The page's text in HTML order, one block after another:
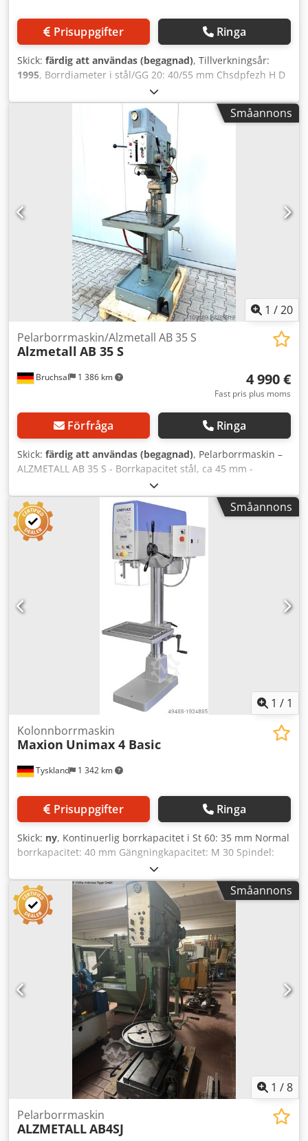
Prisuppgifter Ringa
Skick: färdig att användas (begagnad), Tillverkningsår:
1995, Borrdiameter i stål/GG 20: 40/55 mm Chsdpfezh H D
Nex Ad Sja Spindelupptagning: MK 4 Frammatning: 345
mm Bordstorlek: 450 x 600 mm Största avstånd mellan
bord och borrspindel: 785 mm Spindelslag: 180 mm
Spindelhastigheter i 4 grupper via polomkopplingsbar
motor och växellåda samt steglöst justerbart: 160 - 1540
varv/min 4 automatiska matningar: 0,09; 0,12; 0,18 och
0,22 mm/varv Drivmotor: 380 V, 2,6/3,2 kW Vikt: 640 kg
Platsbehov: 700 x 1150 x 2000 mm
Småannons
1 /20
Bruchsal 1 386 km
Pelarborrmaskin/Alzmetall AB 35 S
Alzmetall AB 35 S
4 990 €
Fast pris plus moms
Förfråga Ringa
Skick: färdig att användas (begagnad), Pelarborrmaskin –
ALZMETALL AB 35 S - Borrkapacitet stål, ca 45 mm -
Borrkapacitet gjutjärn, ca 48 mm - Spindelkon MK 4 -
Utskjutning, ca 350 mm - Borrslaglängd, ca 180 mm -
Spindelvarvtal / 2 steg / 65–1450 varv/min (STEGLÖST) -
Automatiska matningar 0,1–0,2–0,3–0,4 mm/varv -
Borrdjupsstopp - Bordets yta för fastsättning, ca 600x460
mm - Bordets justeringsområde, ca 600 mm - Bordet
höjdjusterbart via vev - Pelarens diameter, ca 200 mm -
Motoreffekt, ca 3,5 kW - Kylmedelsanordning -
Arbetsbelysning Cjdpfx Aeznlf Eed Soha - Varvtalsmätare
Mått: L x B x H 1,1 x 0,7 x 2,1 meter / Vikt, ca 1200 kg Med
reservation för fel och slarv.
Småannons
1 / 1
Tyskland 1 342 km
Kolonnborrmaskin
Maxion Unimax 4 Basic
Prisuppgifter Ringa
Skick: ny, Kontinuerlig borrkapacitet i St 60: 35 mm Normal
borrkapacitet: 40 mm Gängningkapacitet: M 30 Spindel:
MK 4 Steglös matning: 20 - 400 mm/min Programmerbart
borrdjup: 175 mm Utskjutning: 300 mm Avstånd
spindel/bord: 70 till 830 mm Bordsyta: 550 x 400 mm
Pelardiameter: 120 mm Total höjd: 1.980 mm Vikt: 450 kg
Polomkopplingsbar motor: 1,5 / 3,0 kW Steglöst justerbara
spindelvarvtal område A: 120 - 2.500 varv/min Cjdpjb
Nbvgjfx Ad Sjha Steglöst justerbara spindelvarvtal område
B: 60 - 1.200 varv/min
Småannons
1 /8
Pelarborrmaskin
ALZMETALLAB4SJ